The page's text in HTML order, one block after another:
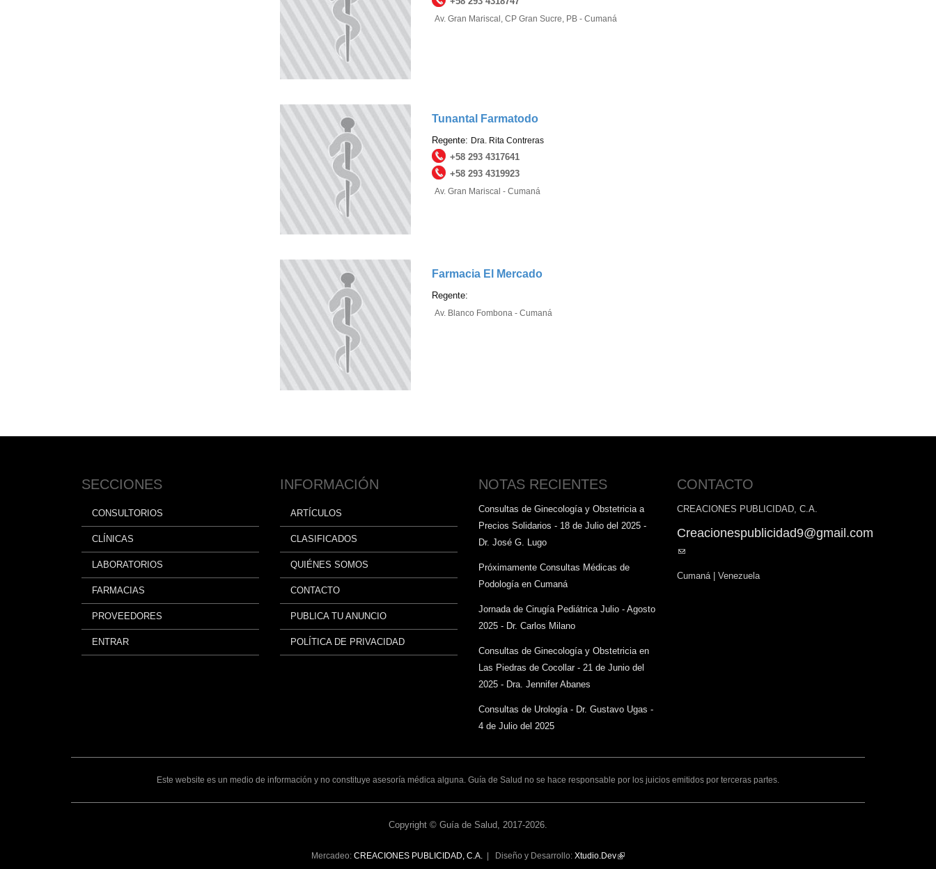
Av. Gran Mariscal, CP Gran Sucre, PB - Cumaná
Tunantal Farmatodo
Regente: Dra. Rita Contreras
+58 293 4317641
+58 293 4319923
Av. Gran Mariscal - Cumaná
Farmacia El Mercado
Regente:
Av. Blanco Fombona - Cumaná
SECCIONES
CONSULTORIOS
CLÍNICAS
LABORATORIOS
FARMACIAS
PROVEEDORES
ENTRAR
INFORMACIÓN
ARTÍCULOS
CLASIFICADOS
QUIÉNES SOMOS
CONTACTO
PUBLICA TU ANUNCIO
POLÍTICA DE PRIVACIDAD
NOTAS RECIENTES
Consultas de Ginecología y Obstetricia a
Precios Solidarios - 18 de Julio del 2025 -
Dr. José G. Lugo
Próximamente Consultas Médicas de
Podología en Cumaná
Jornada de Cirugía Pediátrica Julio - Agosto
2025 - Dr. Carlos Milano
Consultas de Ginecología y Obstetricia en
Las Piedras de Cocollar - 21 de Junio del
2025 - Dra. Jennifer Abanes
Consultas de Urología - Dr. Gustavo Ugas -
4 de Julio del 2025
CONTACTO
CREACIONES PUBLICIDAD, C.A.
Creacionespublicidad9@gmail.com
(link
Cumaná | Venezuela
Este website es un medio de información y no constituye asesoría médica alguna. Guía de Salud no se hace responsable por los juicios emitidos por terceras partes.
Copyright © Guía de Salud, 2017-2026.
Mercadeo: CREACIONES PUBLICIDAD, C.A. | Diseño y Desarrollo: Xtudio.Dev(link